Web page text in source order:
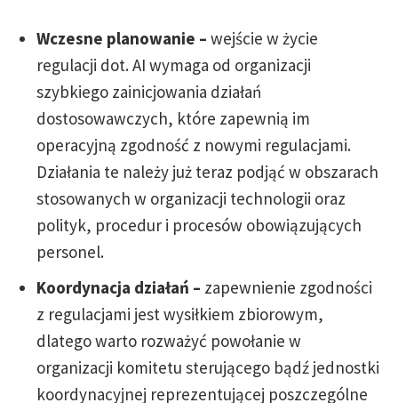
Wczesne planowanie – wejście w życie
regulacji dot. AI wymaga od organizacji
szybkiego zainicjowania działań
dostosowawczych, które zapewnią im
operacyjną zgodność z nowymi regulacjami.
Działania te należy już teraz podjąć w obszarach
stosowanych w organizacji technologii oraz
polityk, procedur i procesów obowiązujących
personel.
Koordynacja działań – zapewnienie zgodności
z regulacjami jest wysiłkiem zbiorowym,
dlatego warto rozważyć powołanie w
organizacji komitetu sterującego bądź jednostki
koordynacyjnej reprezentującej poszczególne